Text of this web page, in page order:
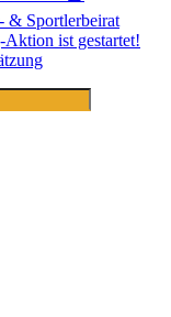
& Sportlerbeirat
ist gestartet!